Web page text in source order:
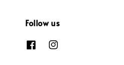
Follow us